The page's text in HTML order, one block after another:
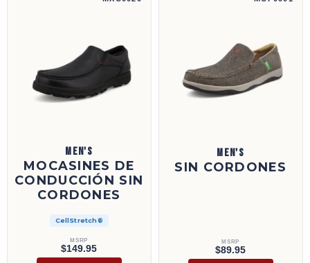
MEN'S
MOCASINES DE
CONDUCCIÓN SIN
CORDONES
CellStretch®
MSRP
$149.95
MEN'S
SIN CORDONES
MSRP
$89.95